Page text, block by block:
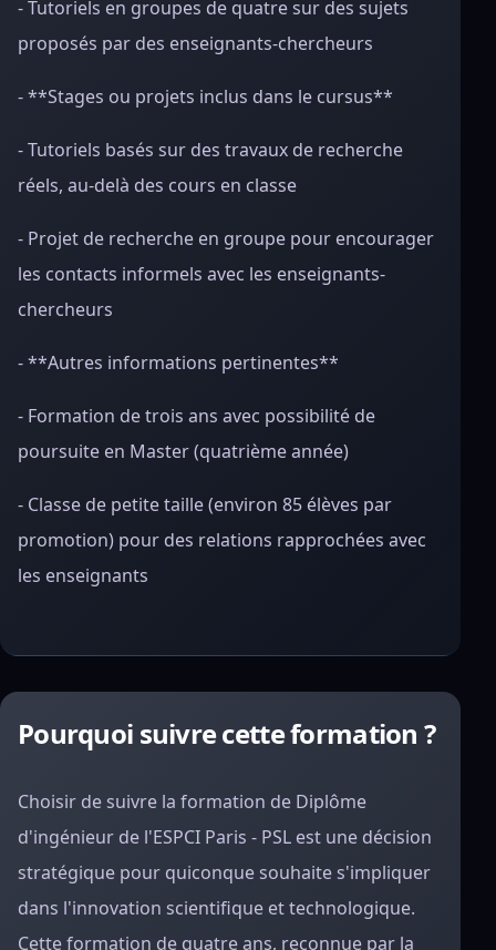
- Tutoriels en groupes de quatre sur des sujets
proposés par des enseignants-chercheurs
- **Stages ou projets inclus dans le cursus**
- Tutoriels basés sur des travaux de recherche
réels, au-delà des cours en classe
- Projet de recherche en groupe pour encourager
les contacts informels avec les enseignants-
chercheurs
- **Autres informations pertinentes**
- Formation de trois ans avec possibilité de
poursuite en Master (quatrième année)
- Classe de petite taille (environ 85 élèves par
promotion) pour des relations rapprochées avec
les enseignants
Pourquoi suivre cette formation ?
Choisir de suivre la formation de Diplôme
d'ingénieur de l'ESPCI Paris - PSL est une décision
stratégique pour quiconque souhaite s'impliquer
dans l'innovation scientifique et technologique.
Cette formation de quatre ans, reconnue par la